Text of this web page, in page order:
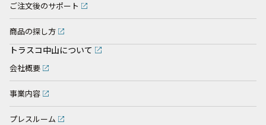
ご注文後のサポート
商品の探し方
トラスコ中山について
会社概要
事業内容
プレスルーム